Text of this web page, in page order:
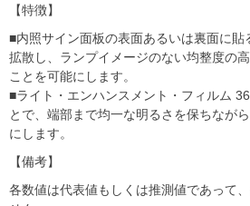
【特徴】
■内照サイン面板の表面あるいは裏面に貼
拡散し、ランプイメージのない均整度の
ことを可能にします。
■ライト・エンハンスメント・フィルム
とで、端部まで均一な明るさを保ちなが
にします。
【備考】
各数値は代表値もしくは推測値であって